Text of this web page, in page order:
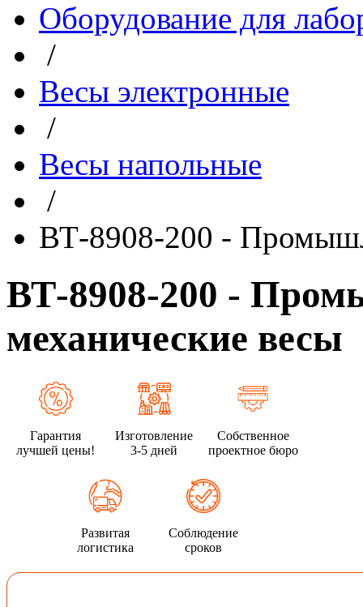
Оборудование для
/
Весы электронные
/
Весы напольные
/
ВТ-8908-200 -
ВТ-8908-200 -
механические весы
Гарантия
лучшей цены!
Изготовление
3-5 дней
Собственное
проектное бюро
Развитая
логистика
Соблюдение
сроков